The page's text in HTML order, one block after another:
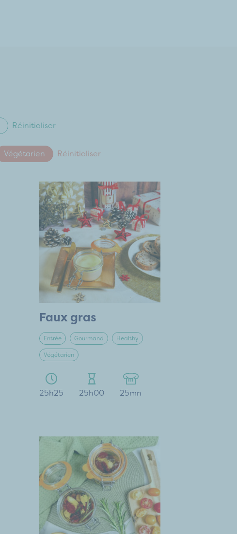
Réinitialiser
Végétarien Réinitialiser
Faux gras
Entrée Gourmand Healthy
Végétarien
25h25 25h00 25mn